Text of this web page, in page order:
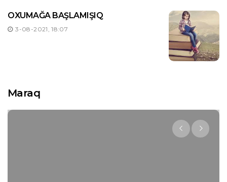
OXUMAĞA BAŞLAMIŞIQ
3-08-2021, 18:07
Maraq